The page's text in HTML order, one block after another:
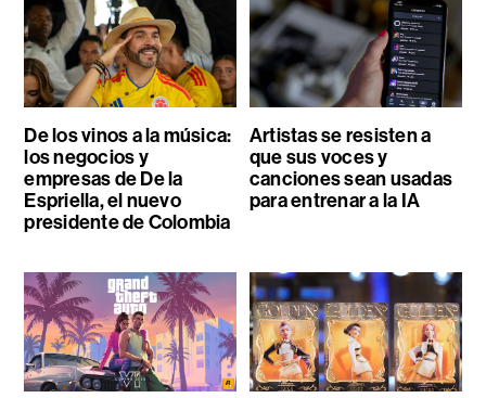
De los vinos a la música:
los negocios y
empresas de De la
Espriella, el nuevo
presidente de Colombia
Artistas se resisten a
que sus voces y
canciones sean usadas
para entrenar a la IA